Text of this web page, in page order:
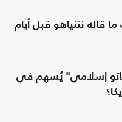
نتنياهو قبل أيام
إسلامي" يُسهم في